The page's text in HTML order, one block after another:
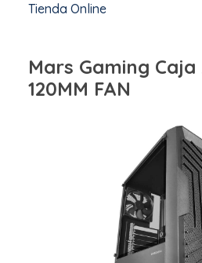
Tienda Online
Mars Gaming
120MM FAN